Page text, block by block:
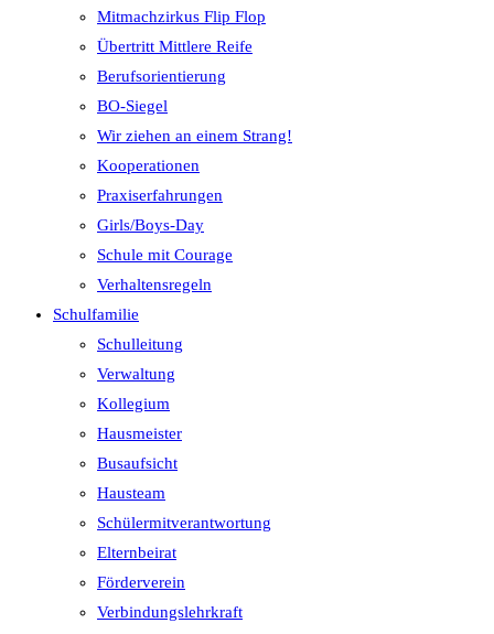
Mitmachzirkus Flip Flop
Übertritt Mittlere Reife
Berufsorientierung
BO-Siegel
Wir ziehen an einem Strang!
Kooperationen
Praxiserfahrungen
Girls/Boys-Day
Schule mit Courage
Verhaltensregeln
Schulfamilie
Schulleitung
Verwaltung
Kollegium
Hausmeister
Busaufsicht
Hausteam
Schülermitverantwortung
Elternbeirat
Förderverein
Verbindungslehrkraft